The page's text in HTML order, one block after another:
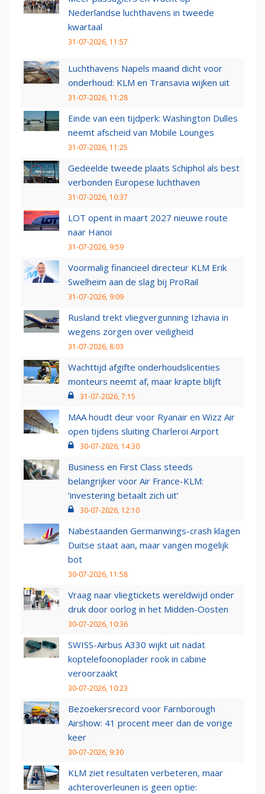
Nederlandse luchthavens in tweede
kwartaal
31-07-2026, 11:57
Luchthavens Napels maand dicht voor
onderhoud: KLM en Transavia wijken uit
31-07-2026, 11:28
Einde van een tijdperk: Washington Dulles
neemt afscheid van Mobile Lounges
31-07-2026, 11:25
Gedeelde tweede plaats Schiphol als best
verbonden Europese luchthaven
31-07-2026, 10:37
LOT opent in maart 2027 nieuwe route
naar Hanoi
31-07-2026, 9:59
Voormalig financieel directeur KLM Erik
Swelheim aan de slag bij ProRail
31-07-2026, 9:09
Rusland trekt vliegvergunning Izhavia in
wegens zorgen over veiligheid
31-07-2026, 8:03
Wachttijd afgifte onderhoudslicenties
monteurs neemt af, maar krapte blijft
31-07-2026, 7:15
MAA houdt deur voor Ryanair en Wizz Air
open tijdens sluiting Charleroi Airport
30-07-2026, 14:30
Business en First Class steeds
belangrijker voor Air France-KLM:
‘investering betaalt zich uit’
30-07-2026, 12:10
Nabestaanden Germanwings-crash klagen
Duitse staat aan, maar vangen mogelijk
bot
30-07-2026, 11:58
Vraag naar vliegtickets wereldwijd onder
druk door oorlog in het Midden-Oosten
30-07-2026, 10:36
SWISS-Airbus A330 wijkt uit nadat
koptelefoonoplader rook in cabine
veroorzaakt
30-07-2026, 10:23
Bezoekersrecord voor Farnborough
Airshow: 41 procent meer dan de vorige
keer
30-07-2026, 9:30
KLM ziet resultaten verbeteren, maar
achteroverleunen is geen optie: